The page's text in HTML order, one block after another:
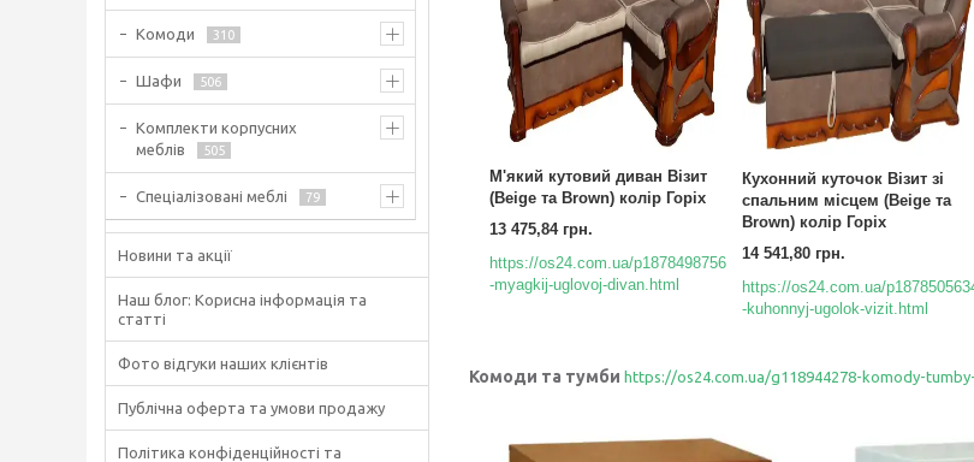
М'який кутовий диван Візит
(Beige та Brown) колір Горіх
13 475,84 грн.
https://os24.com.ua/p1878498756
-myagkij-uglovoj-divan.html
Кухонний куточок Візит зі
спальним місцем (Beige та
Brown) колір Горіх
14 541,80 грн.
https://os24.com.ua/
-kuhonnyj-ugolok-vizit.html
Комоди та тумби https://os24.com.ua/g118944278-komody-
Комоди 310
Шафи 506
Комплекти корпусних
меблів
505
Спеціалізовані меблі 79
Новини та акції
Наш блог: Корисна інформація та
статті
Фото відгуки наших клієнтів
Публічна оферта та умови продажу
Політика конфіденційності та